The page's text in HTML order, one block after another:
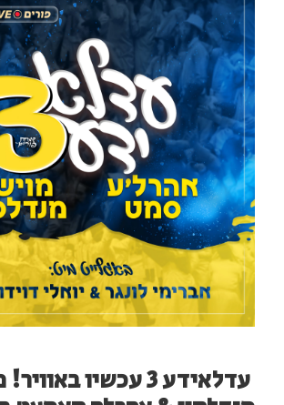
עדלאידע 3 עכשיו